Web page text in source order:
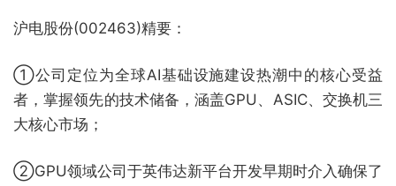
沪电股份(002463)精要：
①公司定位为全球AI基础设施建设热潮中的核心受益
者，掌握领先的技术储备，涵盖GPU、ASIC、交换机三
大核心市场；
②GPU领域公司于英伟达新平台开发早期时介入确保了